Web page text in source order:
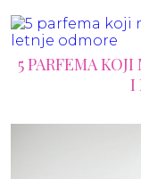
5 PARFEMA
I